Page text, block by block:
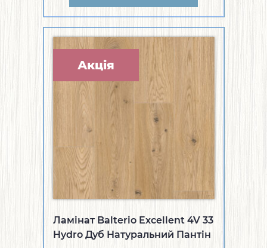
Акція
Ламінат Balterio Excellent 4V 33
Hydro Дуб Натуральний Пантін